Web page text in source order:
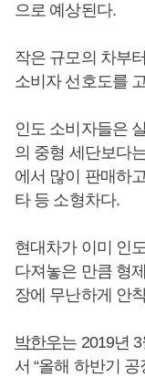
으로 예상된다.
작은 규모의 차부
소비자 선호도를
인도 소비자들은
의 중형 세단보다
에서 많이 판매하
타 등 소형차다.
현대차가 이미 인
다져놓은 만큼 형
장에 무난하게 안
박한우는 2019년
서 “올해 하반기